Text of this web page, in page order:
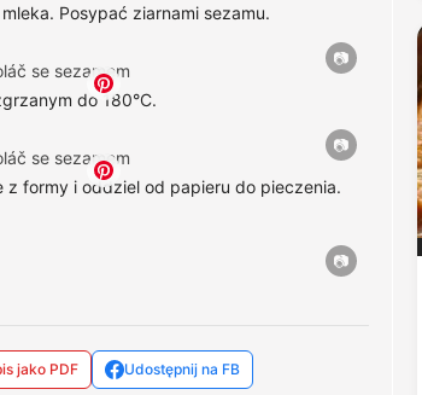
Posypać ziarnami sezamu.
do 180°C.
z formy i oddziel od papieru do pieczenia.
jako PDF Udostępnij na FB